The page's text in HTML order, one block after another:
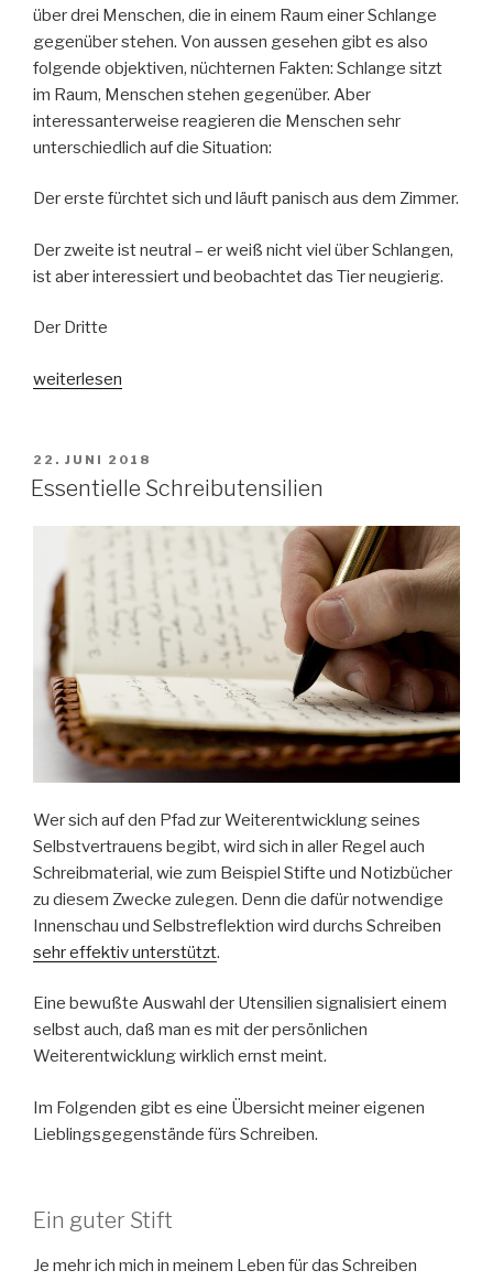
über drei Menschen, die in einem Raum einer Schlange
gegenüber stehen. Von aussen gesehen gibt es also
folgende objektiven, nüchternen Fakten: Schlange sitzt
im Raum, Menschen stehen gegenüber. Aber
interessanterweise reagieren die Menschen sehr
unterschiedlich auf die Situation:
Der erste fürchtet sich und läuft panisch aus dem Zimmer.
Der zweite ist neutral – er weiß nicht viel über Schlangen,
ist aber interessiert und beobachtet das Tier neugierig.
Der Dritte
„Selbstzweifel
STOP!
CHALLENGE!
weiterlesen
VERÖFFENTLICHT
AM
22. JUNI 2018
Essentielle Schreibutensilien
Wer sich auf den Pfad zur Weiterentwicklung seines
Selbstvertrauens begibt, wird sich in aller Regel auch
Schreibmaterial, wie zum Beispiel Stifte und Notizbücher
zu diesem Zwecke zulegen. Denn die dafür notwendige
Innenschau und Selbstreflektion wird durchs Schreiben
sehr effektiv unterstützt.
Eine bewußte Auswahl der Utensilien signalisiert einem
selbst auch, daß man es mit der persönlichen
Weiterentwicklung wirklich ernst meint.
Im Folgenden gibt es eine Übersicht meiner eigenen
Lieblingsgegenstände fürs Schreiben.
Ein guter Stift
Je mehr ich mich in meinem Leben für das Schreiben